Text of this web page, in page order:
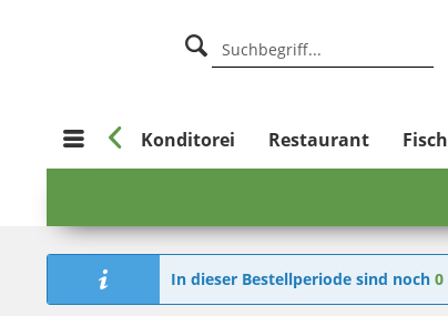
Bäckerei Konditorei Restaurant Fisch

In dieser Bestellperiode sind noch 0